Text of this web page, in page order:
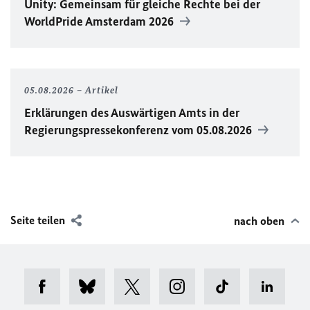
Unity: Gemeinsam für gleiche Rechte bei der
WorldPrideAmsterdam 2026
05.08.2026 Artikel
Erklärungen des Auswärtigen Amts in der
Regierungspressekonferenz vom 05.08.2026
Seite teilen nach oben